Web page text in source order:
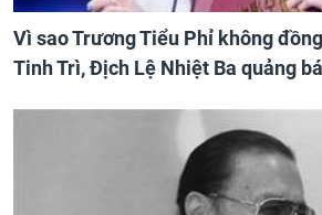
Vì sao Trương Tiểu Phỉ không
Tinh Trì, Địch Lệ Nhiệt Ba quảng